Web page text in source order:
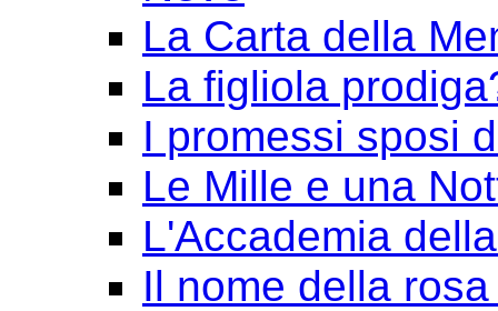
La Carta della
La figliola
I promessi sposi
Le Mille e una
L'Accademia
Il nome della